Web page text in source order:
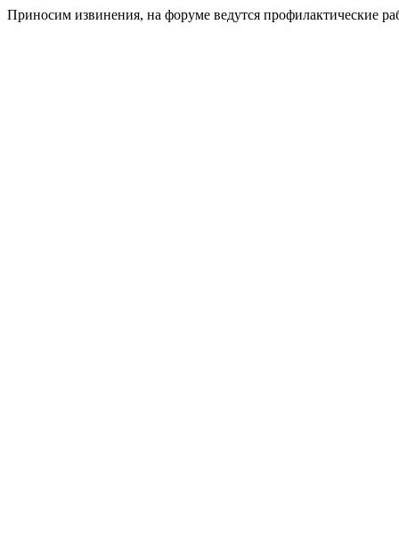
Приносим извинения, на форуме ведутся профилактические